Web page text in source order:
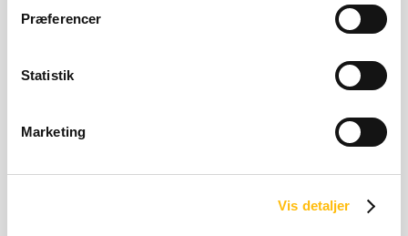
Præferencer
Statistik
Marketing
Vis detaljer